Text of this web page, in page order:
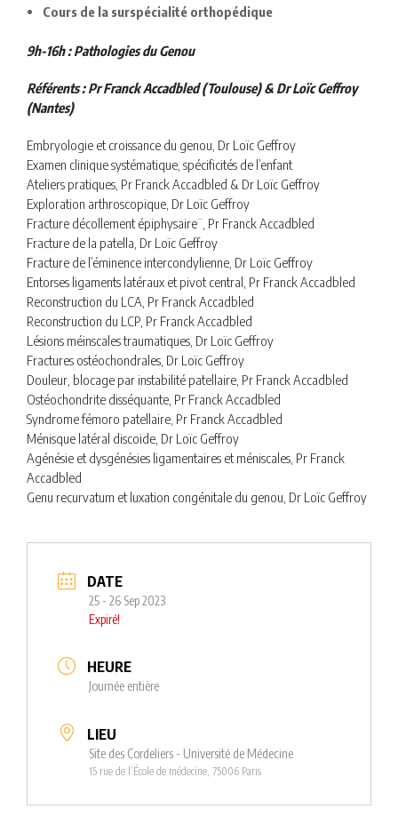
Cours de la surspécialité orthopédique
9h-16h : Pathologies du Genou
Référents : Pr Franck Accadbled (Toulouse) & Dr Loïc Geffroy
(Nantes)
Embryologie et croissance du genou, Dr Loïc Geffroy
Examen clinique systématique, spécificités de l’enfant
Ateliers pratiques, Pr Franck Accadbled & Dr Loïc Geffroy
Exploration arthroscopique, Dr Loïc Geffroy
Fracture décollement épiphysaire¨, Pr Franck Accadbled
Fracture de la patella, Dr Loïc Geffroy
Fracture de l’éminence intercondylienne, Dr Loïc Geffroy
Entorses ligaments latéraux et pivot central, Pr Franck Accadbled
Reconstruction du LCA, Pr Franck Accadbled
Reconstruction du LCP, Pr Franck Accadbled
Lésions méinscales traumatiques, Dr Loïc Geffroy
Fractures ostéochondrales, Dr Loïc Geffroy
Douleur, blocage par instabilité patellaire, Pr Franck Accadbled
Ostéochondrite disséquante, Pr Franck Accadbled
Syndrome fémoro patellaire, Pr Franck Accadbled
Ménisque latéral discoide, Dr Loïc Geffroy
Agénésie et dysgénésies ligamentaires et méniscales, Pr Franck
Accadbled
Genu recurvatum et luxation congénitale du genou, Dr Loïc Geffroy
DATE
25 - 26 Sep 2023
Expiré!
HEURE
Journée entière
LIEU
Site des Cordeliers - Université de Médecine
15 rue de l’École de médecine, 75006 Paris